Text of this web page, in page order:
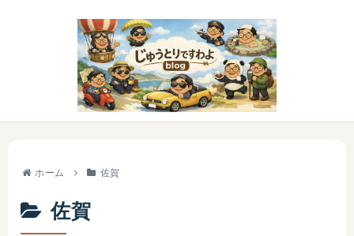
ホーム 佐賀
佐賀